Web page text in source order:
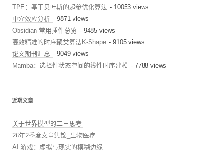
TPE：基于贝叶斯的超参优化算法 - 10053 views
中介效应分析 - 9871 views
Obsidian-常用插件总览 - 9485 views
高效精准的时序聚类算法K-Shape - 9105 views
论文期刊汇总 - 9049 views
Mamba：选择性状态空间的线性时序建模 - 7788 views
近期文章
关于世界模型的二三思考
26年2季度文章集锦_生物医疗
AI 游戏：虚拟与现实的模糊边缘